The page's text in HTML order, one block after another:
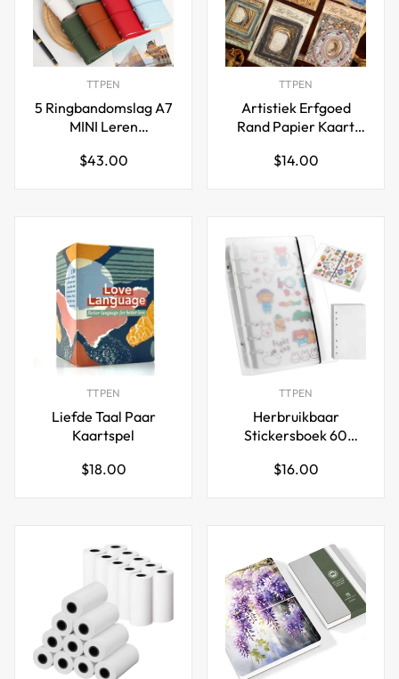
TTPEN
5 Ringbandomslag A7
MINI Leren
Kleurenpakket
Normale
$43.00
TTPEN
Artistiek Erfgoed
Rand Papier Kaart
Lijsten
Normale
$14.00
TTPEN
Liefde Taal Paar
Kaartspel
Normale
$18.00
TTPEN
Herbruikbaar
Stickersboek 60
Verzamelalbum
Normale
$16.00